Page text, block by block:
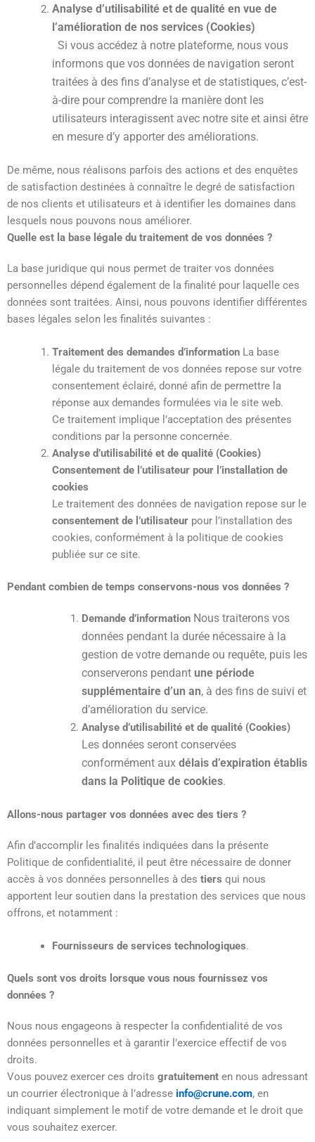
Analyse d’utilisabilité et de qualité en vue de
l’amélioration de nos services (Cookies)
Si vous accédez à notre plateforme, nous vous
informons que vos données de navigation seront
traitées à des fins d’analyse et de statistiques, c’est-
à-dire pour comprendre la manière dont les
utilisateurs interagissent avec notre site et ainsi être
en mesure d’y apporter des améliorations.
De même, nous réalisons parfois des actions et des enquêtes
de satisfaction destinées à connaître le degré de satisfaction
de nos clients et utilisateurs et à identifier les domaines dans
lesquels nous pouvons nous améliorer.
Quelle est la base légale du traitement de vos données ?
La base juridique qui nous permet de traiter vos données
personnelles dépend également de la finalité pour laquelle ces
données sont traitées. Ainsi, nous pouvons identifier différentes
bases légales selon les finalités suivantes :
Traitement des demandes d’information La base
légale du traitement de vos données repose sur votre
consentement éclairé, donné afin de permettre la
réponse aux demandes formulées via le site web.
Ce traitement implique l’acceptation des présentes
conditions par la personne concernée.
Analyse d’utilisabilité et de qualité (Cookies)
Consentement de l’utilisateur pour l’installation de
cookies
Le traitement des données de navigation repose sur le
consentement de l’utilisateurpour l’installation des
cookies, conformément à la politique de cookies
publiée sur ce site.
Pendant combien de temps conservons-nous vos données ?
Demande d’information Nous traiterons vos
données pendant la durée nécessaire à la
gestion de votre demande ou requête, puis les
conserverons pendant une période
supplémentaire d’un an, à des fins de suivi et
d’amélioration du service.
Analyse d’utilisabilité et de qualité (Cookies)
Les données seront conservées
conformément aux délais d’expiration établis
dans la Politique de cookies.
Allons-nous partager vos données avec des tiers ?
Afin d’accomplir les finalités indiquées dans la présente
Politique de confidentialité, il peut être nécessaire de donner
accès à vos données personnelles à des tiers qui nous
apportent leur soutien dans la prestation des services que nous
offrons, et notamment :
Fournisseurs de services technologiques.
Quels sont vos droits lorsque vous nous fournissez vos
données ?
Nous nous engageons à respecter la confidentialité de vos
données personnelles et à garantir l’exercice effectif de vos
droits.
Vous pouvez exercer ces droits gratuitement en nous adressant
un courrier électronique à l’adresse info@crune.com, en
indiquant simplement le motif de votre demande et le droit que
vous souhaitez exercer.